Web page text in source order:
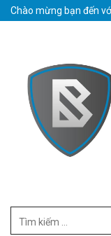
Chào mừng bạn đến